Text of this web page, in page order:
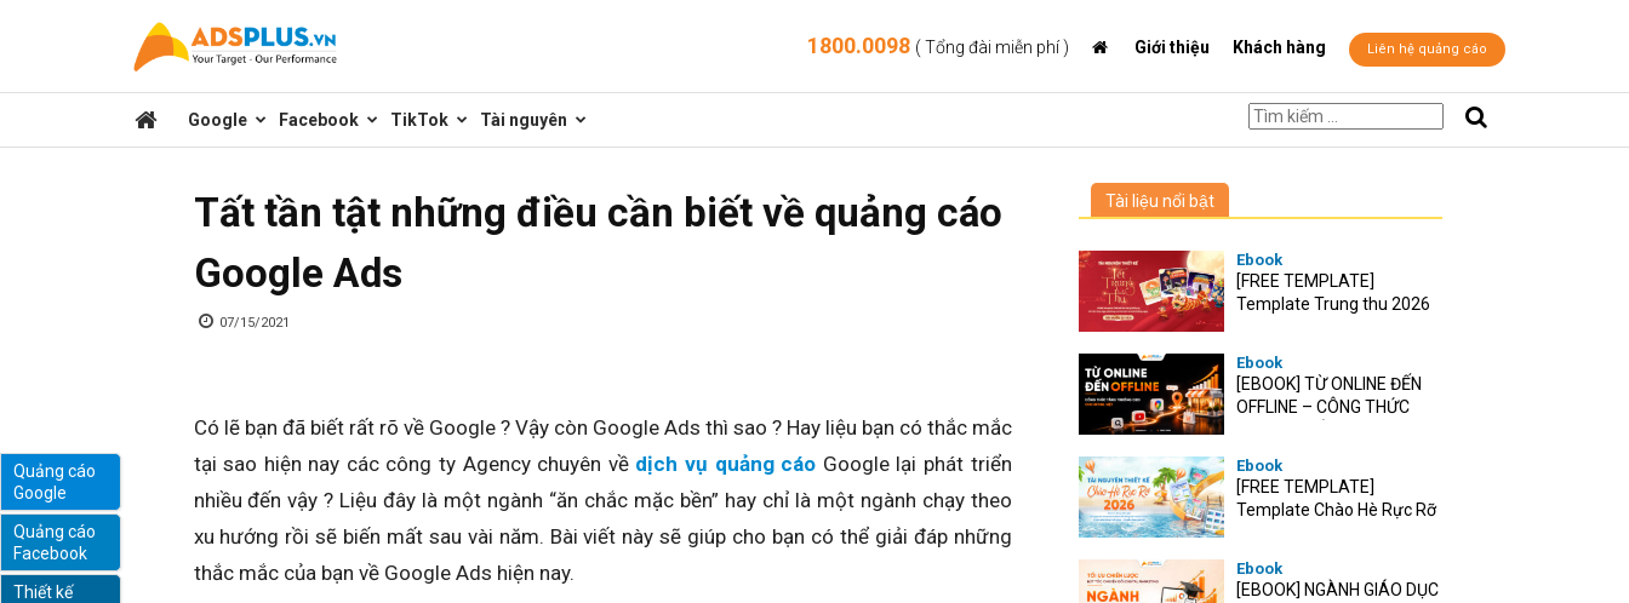
sẻ
marketing
1800.0098 ( Tổng đài miễn phí ) Giới thiệu Khách hàng Liên hệ quảng cáo
Google Facebook TikTok Tài nguyên
Tất tần tật những điều cần biết về quảng cáo
Google Ads
07/15/2021
Có lẽ bạn đã biết rất rõ về Google ? Vậy còn Google Ads thì sao ? Hay liệu bạn có thắc mắc
tại sao hiện nay các công ty Agency chuyên về dịch vụ quảng cáo Google lại phát triển
nhiều đến vậy ? Liệu đây là một ngành “ăn chắc mặc bền” hay chỉ là một ngành chạy theo
xu hướng rồi sẽ biến mất sau vài năm. Bài viết này sẽ giúp cho bạn có thể giải đáp những
thắc mắc của bạn về Google Ads hiện nay.
Quảng cáo
Google
Quảng cáo
Facebook
Thiết kế
Tài liệu nổi bật
Ebook
[FREE TEMPLATE]
Template Trung thu 2026
Ebook
[EBOOK] TỪ ONLINE ĐẾN
OFFLINE – CÔNG THỨC
Ebook
[FREE TEMPLATE]
Template Chào Hè Rực Rỡ
Ebook
[EBOOK] NGÀNH GIÁO DỤC